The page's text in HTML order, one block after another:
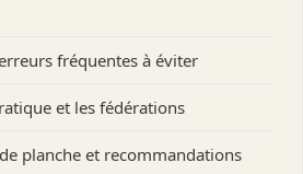
fréquentes à éviter
et les fédérations
planche et recommandations